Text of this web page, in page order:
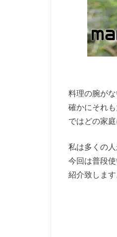
料理の腕が
確かにそれ
ではどの家
私は多くの
今回は普段
紹介致します